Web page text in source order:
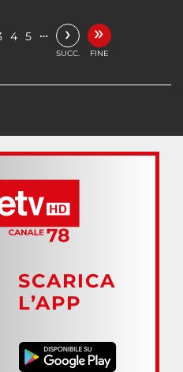
4 5 … ›
SUCC.
»
FINE
SCARICA
L’APP